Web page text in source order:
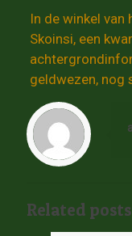
In de winkel van
Skoinsi, een
geldwezen, nog
Related posts